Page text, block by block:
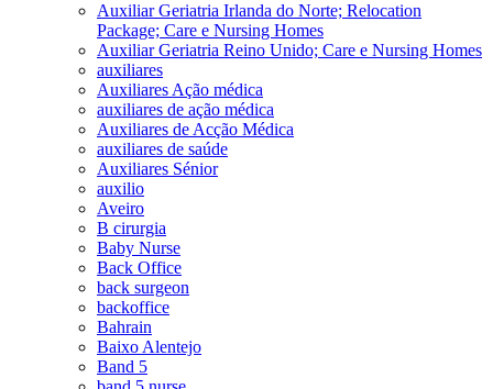
Auxiliar Geriatria Irlanda do Norte; Relocation
Package; Care e Nursing Homes
Auxiliar Geriatria Reino Unido; Care e Nursing Homes
auxiliares
Auxiliares Ação médica
auxiliares de ação médica
Auxiliares de Acção Médica
auxiliares de saúde
Auxiliares Sénior
auxilio
Aveiro
B cirurgia
Baby Nurse
Back Office
back surgeon
backoffice
Bahrain
Baixo Alentejo
Band 5